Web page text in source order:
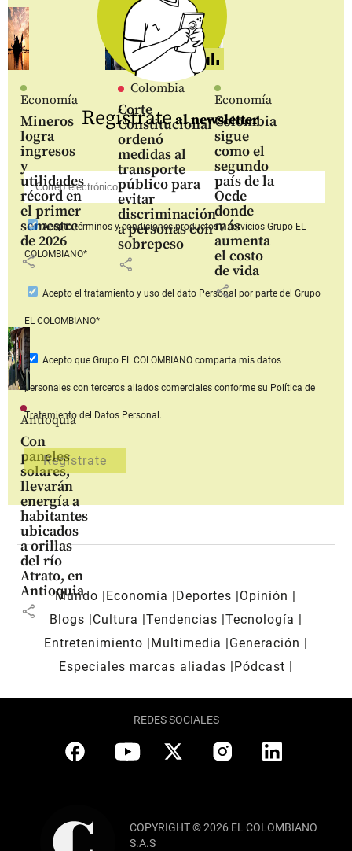
Economía
Mineros
logra
ingresos
y
utilidades
récord en
el primer
semestre
de 2026
share
Colombia
Corte
Constitucional
ordenó
medidas al
transporte
público para
evitar
discriminación
a personas con
sobrepeso
share
Economía
Colombia
sigue
como el
segundo
país de la
Ocde
donde
más
aumenta
el costo
de vida
share
Antioquia
Con
paneles
solares,
llevarán
energía a
habitantes
ubicados
a orillas
del río
Atrato, en
Antioquia
share
Regístrateal newsletter
Aceptotérminos y condiciones productos y serviciosGrupo EL
COLOMBIANO*
Acepto el tratamiento y uso del dato Personal por parte del Grupo
EL COLOMBIANO*
Acepto que Grupo EL COLOMBIANOcomparta mis datos
personales con terceros aliados comerciales conforme su Política de
Tratamiento del Datos Personal.
Mundo Economía Deportes
Opinión
Blogs
Cultura Tendencias Tecnología
Entretenimiento
Multimedia
Generación
Especiales marcas aliadas
Pódcast
REDES SOCIALES
COPYRIGHT © 2026 EL COLOMBIANO
S.A.S